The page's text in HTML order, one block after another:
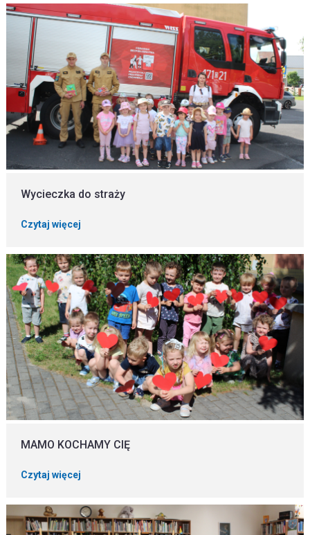
Wycieczka do straży
Czytaj więcej
MAMO KOCHAMY CIĘ
Czytaj więcej